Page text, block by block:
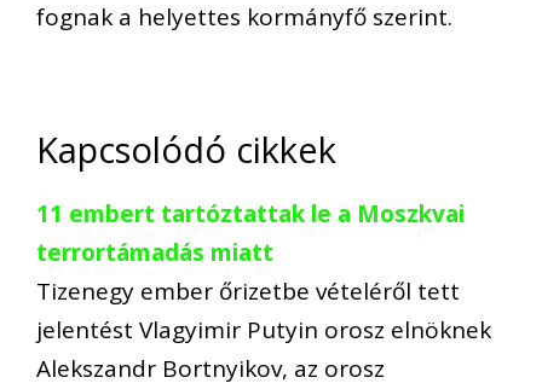
fognak a helyettes kormányfő szerint.
Kapcsolódó cikkek
11 embert tartóztattak le a Moszkvai
terrortámadás miatt
Tizenegy ember őrizetbe vételéről tett
jelentést Vlagyimir Putyin orosz elnöknek
Alekszandr Bortnyikov, az orosz